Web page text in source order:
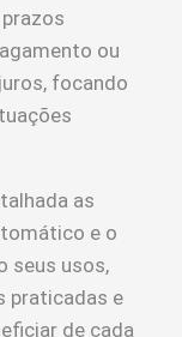
ou
focando
as
e o
seus usos,
praticadas e
de cada